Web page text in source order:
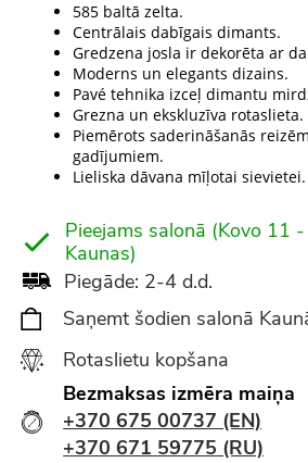
585 baltā zelta.
Centrālais dabīgais dimants.
Gredzena josla ir dekorēta ar
Moderns un elegants dizains.
Pavé tehnika izceļ dimantu
Grezna un ekskluzīva rotaslieta.
Piemērots saderināšanās
gadījumiem.
Lieliska dāvana mīļotai sievietei.
Pieejams salonā (Kovo 11
Kaunas)
Piegāde: 2-4 d.d.
Saņemt šodien salonā
Rotaslietu kopšana
Bezmaksas izmēra maiņa
+370 675 00737 (EN)
+370 671 59775 (RU)